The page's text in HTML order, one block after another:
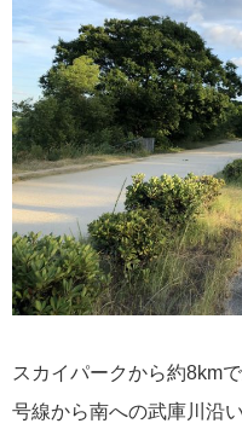
スカイパークから約8km
号線から南への武庫川沿